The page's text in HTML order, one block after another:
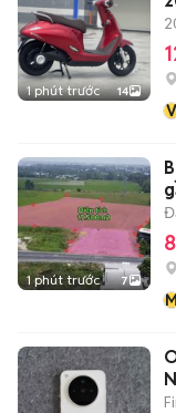
1 phút trước 14
V
1 phút trước 7